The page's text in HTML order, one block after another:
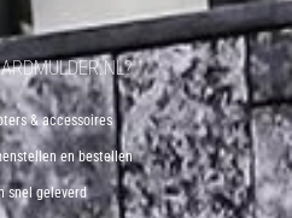
& accessoires
en bestellen
snel geleverd